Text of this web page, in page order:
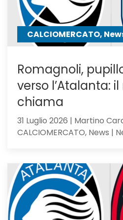
CALCIOMERCATO,
Romagnoli,
verso l’Atalanta:
chiama
31 Luglio 2026 | Martino
CALCIOMERCATO, News |